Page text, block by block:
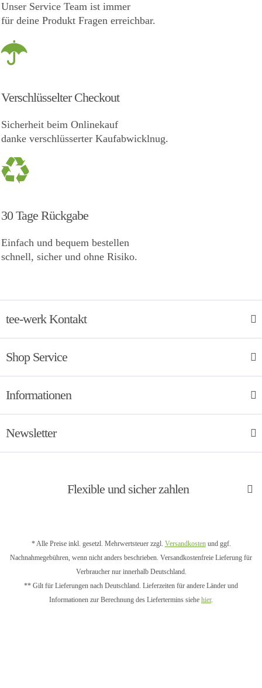
Unser Service Team ist immer
für deine Produkt Fragen erreichbar.
Verschlüsselter Checkout
Sicherheit beim Onlinekauf
danke verschlüsserter Kaufabwicklnug.
30 Tage Rückgabe
Einfach und bequem bestellen
schnell, sicher und ohne Risiko.
tee-werk Kontakt
Shop Service
Informationen
Newsletter
Flexible und sicher zahlen
* Alle Preise inkl. gesetzl. Mehrwertsteuer zzgl. Versandkostenund ggf.
Nachnahmegebühren, wenn nicht anders beschrieben. Versandkostenfreie Lieferung für
Verbraucher nur innerhalb Deutschland.
** Gilt für Lieferungen nach Deutschland. Lieferzeiten für andere Länder und
Informationen zur Berechnung des Liefertermins siehe hier.